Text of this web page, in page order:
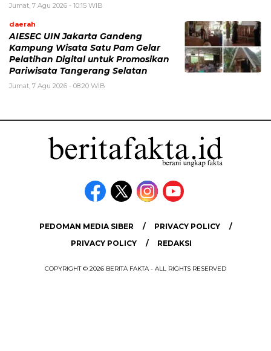
Jumat, 7 Agu 2026 - 10:15 WIB
daerah
AIESEC UIN Jakarta Gandeng
Kampung Wisata Satu Pam Gelar
Pelatihan Digital untuk Promosikan
Pariwisata Tangerang Selatan
Jumat, 7 Agu 2026 - 08:20 WIB
PEDOMAN MEDIA SIBER
PRIVACY POLICY
PRIVACY POLICY
REDAKSI
COPYRIGHT © 2026 BERITA FAKTA - ALL RIGHTS RESERVED